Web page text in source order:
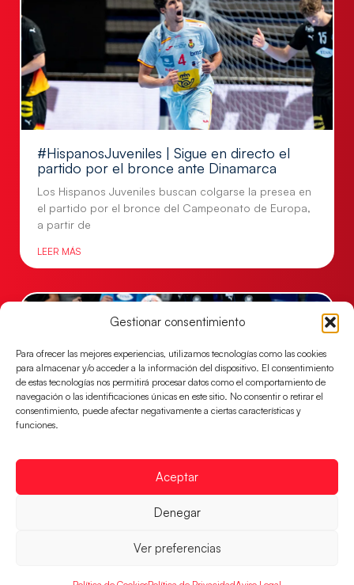
Gestionar consentimiento
Para ofrecer las mejores experiencias, utilizamos tecnologías como las cookies
para almacenar y/o acceder a la información del dispositivo. El consentimiento
de estas tecnologías nos permitirá procesar datos como el comportamiento de
navegación o las identificaciones únicas en este sitio. No consentir o retirar el
consentimiento, puede afectar negativamente a ciertas características y
funciones.
Aceptar
Denegar
Ver preferencias
#HispanosJuveniles | Sigue en directo el
partido por el bronce ante Dinamarca
Los Hispanos Juveniles buscan colgarse la presea en
el partido por el bronce del Campeonato de Europa,
a partir de
LEER MÁS
Una revancha contra Dinamarca para
conquistar el bronce del EHF EURO 2026
Los Hispanos Juveniles buscan colgarse la presea en